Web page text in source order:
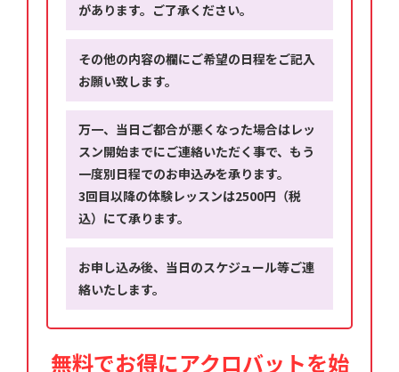
があります。ご了承ください。
その他の内容の欄にご希望の日程をご記入
お願い致します。
万一、当日ご都合が悪くなった場合はレッ
スン開始までにご連絡いただく事で、もう
一度別日程でのお申込みを承ります。
3回目以降の体験レッスンは2500円（税
込）にて承ります。
お申し込み後、当日のスケジュール等ご連
絡いたします。
無料でお得にアクロバットを始